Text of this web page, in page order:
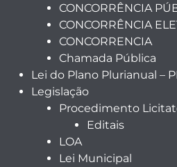
CONCORRÊNCIA
CONCORRÊNCIA
CONCORRENCIA
Chamada Pública
Lei do Plano Plurianual –
Legislação
Procedimento
Editais
LOA
Lei Municipal